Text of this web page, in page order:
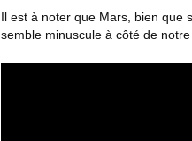
Il est à noter que Mars, bien que
semble minuscule à côté de notre